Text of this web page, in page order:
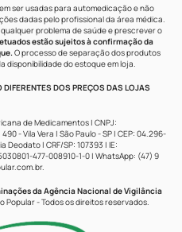
ser usadas para automedicação e não
dadas pelo profissional da área médica.
problema de saúde e prescrever o
estão sujeitos à confirmação da
O processo de separação dos produtos
disponibilidade do estoque em loja.
DOS PREÇOS DAS LOJAS
de Medicamentos | CNPJ:
- Vila Vera | São Paulo - SP | CEP: 04.296-
| CRF/SP: 107393 | IE:
477-008910-1-0 | WhatsApp: (47) 9
.
da Agência Nacional de Vigilância
Popular - Todos os direitos reservados.